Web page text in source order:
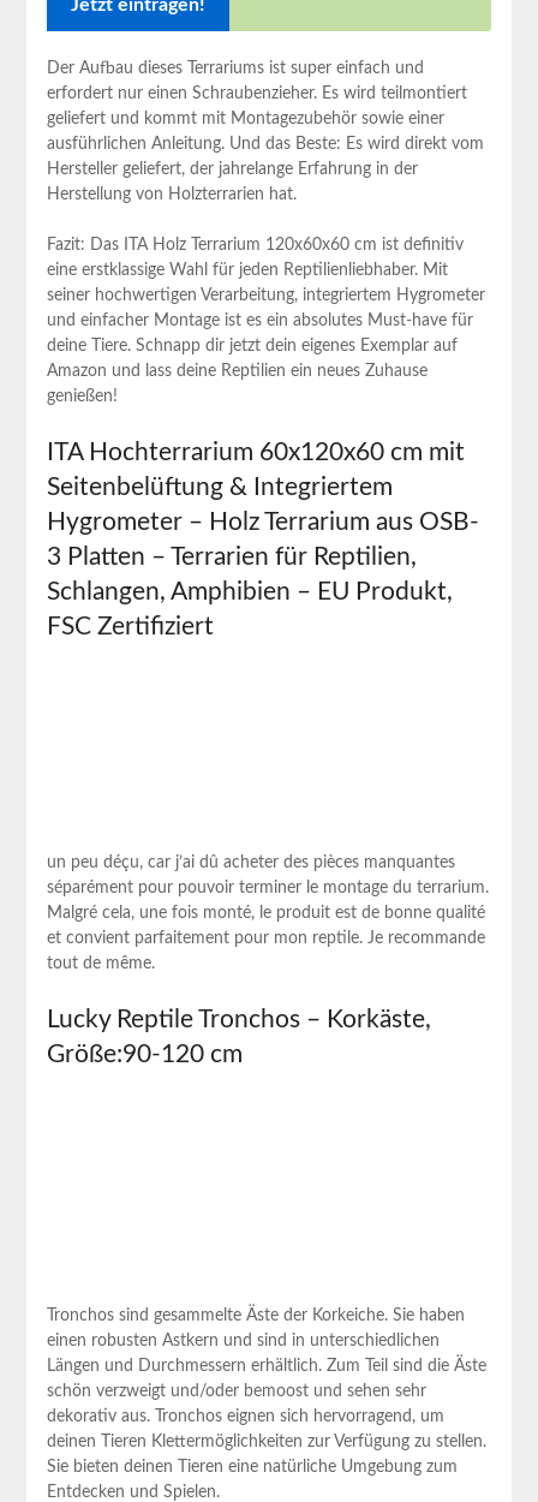
Der Aufbau dieses Terrariums ist ⁤super einfach und
erfordert nur einen Schraubenzieher. Es wird teilmontiert
geliefert und⁢ kommt mit Montagezubehör sowie einer
ausführlichen Anleitung. Und das Beste: Es wird direkt vom
Hersteller geliefert, der jahrelange Erfahrung in der
Herstellung von Holzterrarien hat.
Fazit: Das ITA Holz Terrarium 120x60x60 cm ist definitiv
eine erstklassige Wahl für jeden Reptilienliebhaber. Mit
‍seiner hochwertigen Verarbeitung, integriertem Hygrometer
und einfacher Montage ist es ein ‍absolutes Must-have für
deine Tiere. Schnapp ‌dir jetzt dein eigenes Exemplar auf
Amazon und lass deine Reptilien ein neues Zuhause
genießen!
ITA Hochterrarium⁣ 60x120x60​ cm ⁣mit
Seitenbelüftung & Integriertem
Hygrometer – Holz Terrarium aus OSB-
3 Platten – Terrarien für Reptilien,
Schlangen, Amphibien – EU Produkt,
FSC Zertifiziert
un peu déçu, car j’ai dû acheter ⁣des pièces manquantes
séparément pour pouvoir terminer le montage du terrarium.
Malgré cela, ​une fois ⁤monté, le produit est de bonne qualité‍
et ⁤convient parfaitement pour mon reptile. Je recommande
tout de même.
Lucky Reptile Tronchos – Korkäste,
Größe:90-120 cm
Tronchos sind ⁢gesammelte Äste der Korkeiche. ⁣Sie haben
einen robusten Astkern und⁣ sind in ‍unterschiedlichen
Längen und Durchmessern erhältlich. Zum Teil sind die Äste
schön verzweigt und/oder bemoost und sehen sehr
dekorativ ⁣aus. Tronchos eignen sich hervorragend, um
deinen Tieren Klettermöglichkeiten zur‍ Verfügung zu stellen.
Sie bieten deinen Tieren ⁢eine​ natürliche Umgebung zum
Entdecken und Spielen.